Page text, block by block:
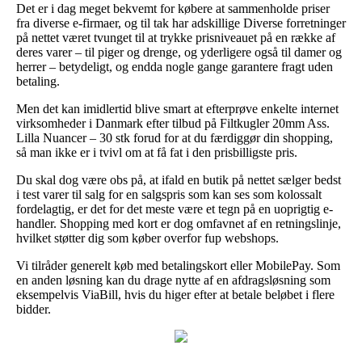
Det er i dag meget bekvemt for købere at sammenholde priser
fra diverse e-firmaer, og til tak har adskillige Diverse forretninger
på nettet været tvunget til at trykke prisniveauet på en række af
deres varer – til piger og drenge, og yderligere også til damer og
herrer – betydeligt, og endda nogle gange garantere fragt uden
betaling.
Men det kan imidlertid blive smart at efterprøve enkelte internet
virksomheder i Danmark efter tilbud på Filtkugler 20mm Ass.
Lilla Nuancer – 30 stk forud for at du færdiggør din shopping,
så man ikke er i tvivl om at få fat i den prisbilligste pris.
Du skal dog være obs på, at ifald en butik på nettet sælger bedst
i test varer til salg for en salgspris som kan ses som kolossalt
fordelagtig, er det for det meste være et tegn på en uoprigtig e-
handler. Shopping med kort er dog omfavnet af en retningslinje,
hvilket støtter dig som køber overfor fup webshops.
Vi tilråder generelt køb med betalingskort eller MobilePay. Som
en anden løsning kan du drage nytte af en afdragsløsning som
eksempelvis ViaBill, hvis du higer efter at betale beløbet i flere
bidder.